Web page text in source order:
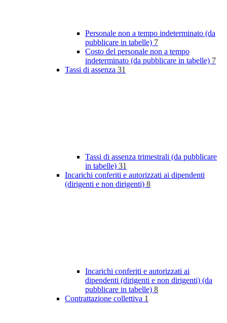
Personale non a tempo indeterminato (da
pubblicare in tabelle) 7
Costo del personale non a tempo
indeterminato (da pubblicare in tabelle) 7
Tassi di assenza 31
Tassi di assenza trimestrali (da pubblicare
in tabelle) 31
Incarichi conferiti e autorizzati ai dipendenti
(dirigenti e non dirigenti) 8
Incarichi conferiti e autorizzati ai
dipendenti (dirigenti e non dirigenti) (da
pubblicare in tabelle) 8
Contrattazione collettiva 1